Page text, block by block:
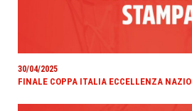
30/04/2025
FINALE COPPA ITALIA ECCELLENZA